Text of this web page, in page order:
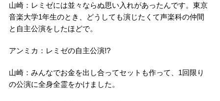
山崎：レミゼには並々ならぬ思い入れがあったんです。東京
音楽大学1年生のとき、どうしても演じたくて声楽科の仲間
と自主公演をしたほどで。
アンミカ：レミゼの自主公演!?
山崎：みんなでお金を出し合ってセットも作って、1回限り
の公演に全身全霊をかけました。